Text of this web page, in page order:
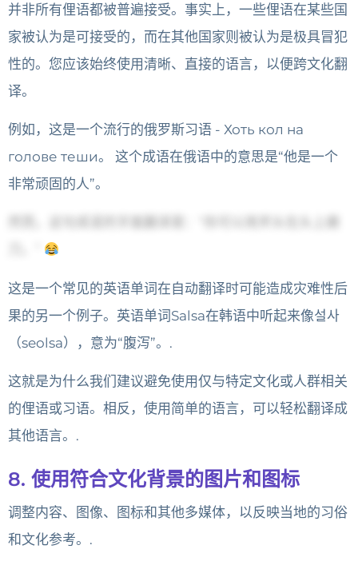
并非所有俚语都被普遍接受。事实上，一些俚语在某些国
家被认为是可接受的，而在其他国家则被认为是极具冒犯
性的。 您应该始终使用清晰、直接的语言，以便跨文化翻
译。
例如，这是一个流行的俄罗斯习语 - Хоть кол на
голове теши。 这个成语在俄语中的意思是“他是一个
非常顽固的人”。
这是一个常见的英语单词在自动翻译时可能造成灾难性后
果的另一个例子。英语单词Salsa在韩语中听起来像설사
（seolsa），意为“腹泻”。.
这就是为什么我们建议避免使用仅与特定文化或人群相关
的俚语或习语。相反，使用简单的语言，可以轻松翻译成
其他语言。.
8. 使用符合文化背景的图片和图标
调整内容、图像、图标和其他多媒体，以反映当地的习俗
和文化参考。.